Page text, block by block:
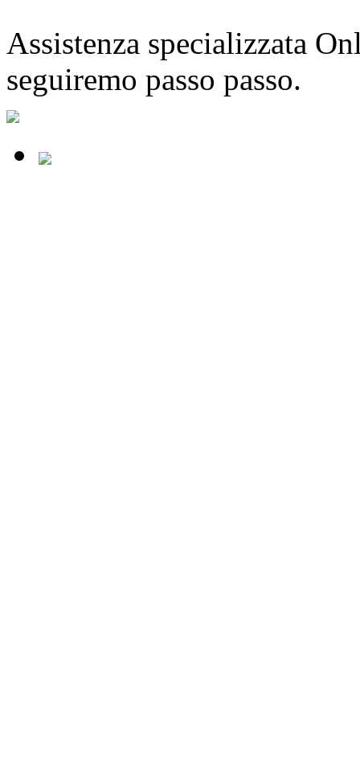
Assistenza specializzata
seguiremo passo passo.